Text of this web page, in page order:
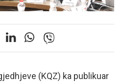
(KQZ) ka publikuar